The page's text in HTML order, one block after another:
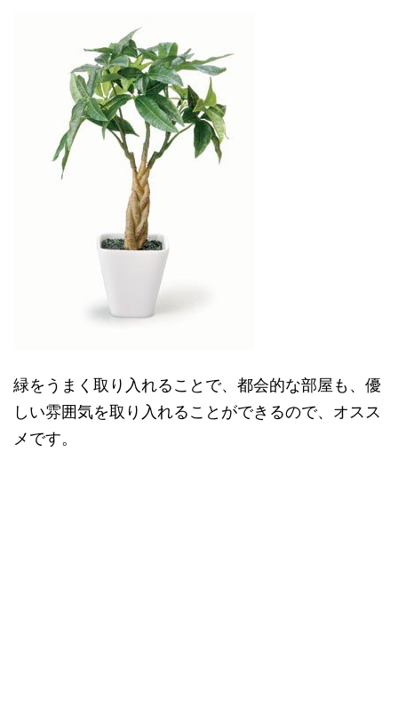
緑をうまく取り入れることで、都会的な部屋も、優
しい雰囲気を取り入れることができるので、オスス
メです。